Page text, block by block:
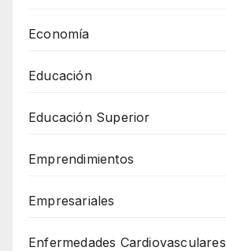
Economía
Educación
Educación Superior
Emprendimientos
Empresariales
Enfermedades Cardiovasculares